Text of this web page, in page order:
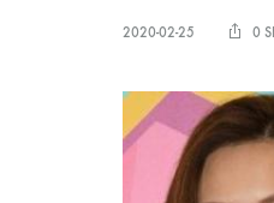
2020-02-25 0
港